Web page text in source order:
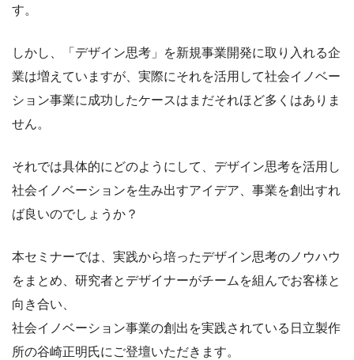
す。
しかし、「デザイン思考」を新規事業開発に取り入れる企
業は増えていますが、実際にそれを活用して社会イノベー
ション事業に成功したケースはまだそれほど多くはありま
せん。
それでは具体的にどのようにして、デザイン思考を活用し
社会イノベーションを生み出すアイデア、事業を創出すれ
ば良いのでしょうか？
本セミナーでは、実践から培ったデザイン思考のノウハウ
をまとめ、研究者とデザイナーがチームを組んでお客様と
向き合い、
社会イノベーション事業の創出を実践されている日立製作
所の谷崎正明氏にご登壇いただきます。